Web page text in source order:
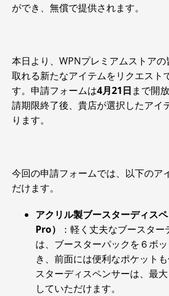
ができ、無償で提供されます。
本日より、WPNプレミアムストア
取れる新たなアイテムをリクエスト
す。申請フォームは4月21日 まで開
請期限終了後、貴店が選択したアイ
ります。
今回の申請フォームでは、以下のア
だけます。
アクリル製ブースターディス
Pro）
：軽く丈夫なブースタ
は、ブースターパックを６ボ
き、前面には便利なポケット
スターディスペンサーは、最
していただけます。